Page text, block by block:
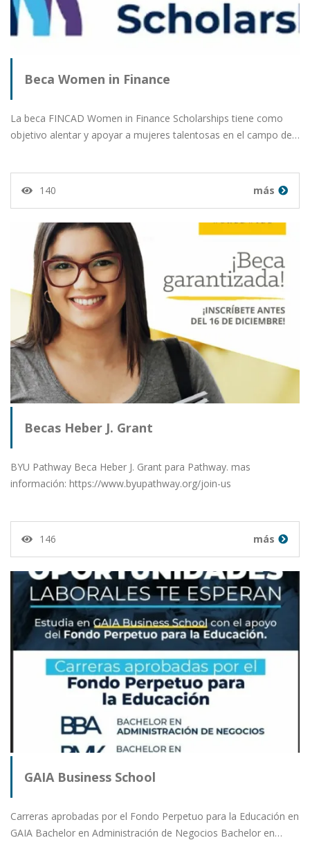
Beca Women in Finance
La beca FINCAD Women in Finance Scholarships tiene como
objetivo alentar y apoyar a mujeres talentosas en el campo de…
140 más
Becas Heber J. Grant
BYU Pathway Beca Heber J. Grant para Pathway. mas
información: https://www.byupathway.org/join-us
146 más
GAIA Business School
Carreras aprobadas por el Fondo Perpetuo para la Educación en
GAIA Bachelor en Administración de Negocios Bachelor en…